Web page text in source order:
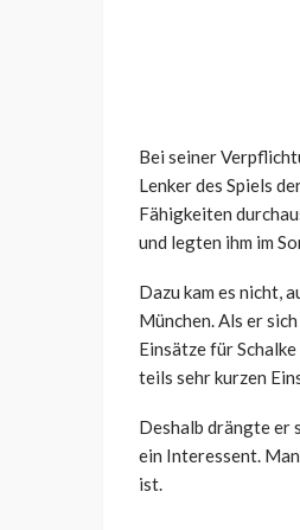
Bei seiner
Lenker des Spiels
Fähigkeiten
und legten ihm im
Dazu kam es nicht,
München. Als er
Einsätze für
teils sehr kurzen
Deshalb drängte er
ein Interessent.
ist.